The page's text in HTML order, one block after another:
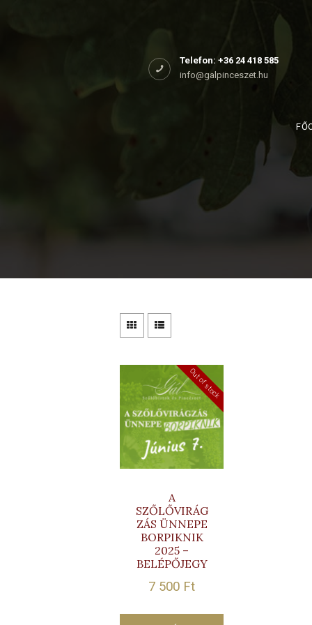
Telefon: +36 24 418 585
info@galpinceszet.hu
Birtokaink
Out of stock
A
SZŐLŐVIRÁG
ZÁS ÜNNEPE
BORPIKNIK
2025 –
BELÉPŐJEGY
7 500 Ft